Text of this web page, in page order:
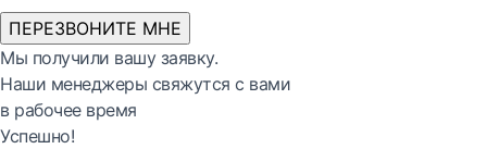
ПЕРЕЗВОНИТЕ МНЕ
Мы получили вашу заявку.
Наши менеджеры свяжутся с вами
в рабочее время
Успешно!